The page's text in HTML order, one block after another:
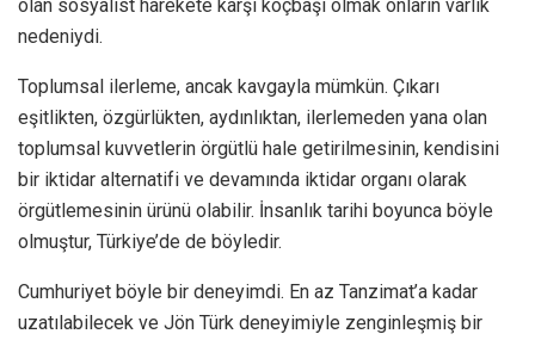
olan sosyalist harekete karşı koçbaşı olmak onların varlık
nedeniydi.
Toplumsal ilerleme, ancak kavgayla mümkün. Çıkarı
eşitlikten, özgürlükten, aydınlıktan, ilerlemeden yana olan
toplumsal kuvvetlerin örgütlü hale getirilmesinin, kendisini
bir iktidar alternatifi ve devamında iktidar organı olarak
örgütlemesinin ürünü olabilir. İnsanlık tarihi boyunca böyle
olmuştur, Türkiye’de de böyledir.
Cumhuriyet böyle bir deneyimdi. En az Tanzimat’a kadar
uzatılabilecek ve Jön Türk deneyimiyle zenginleşmiş bir